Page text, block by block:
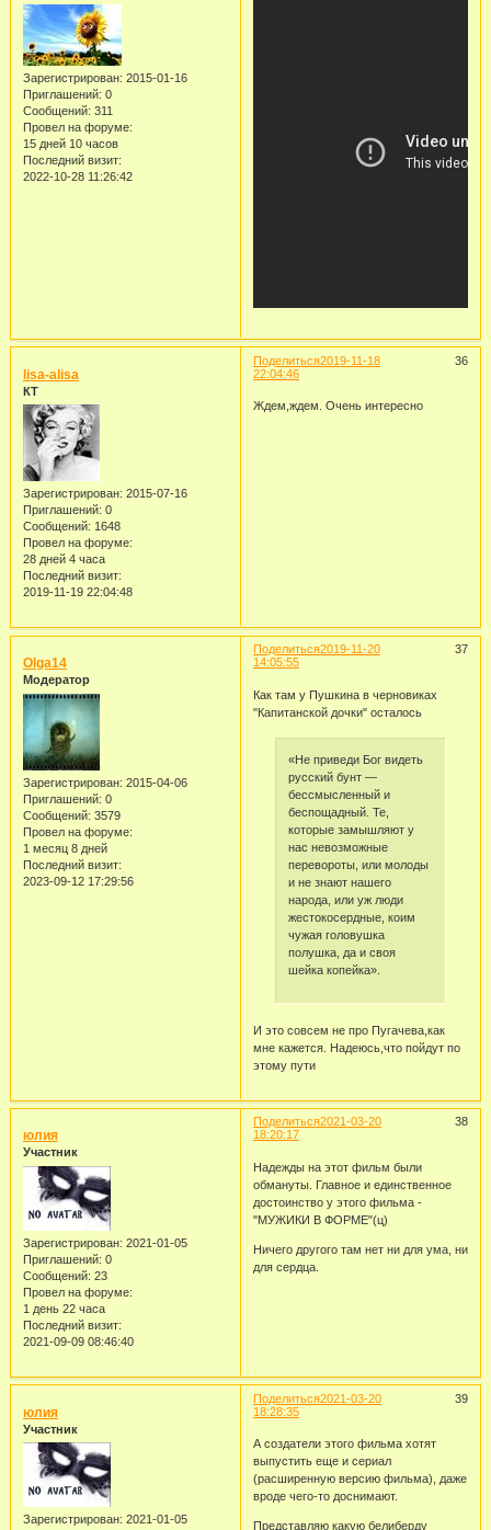
Зарегистрирован: 2015-01-16
Приглашений: 0
Сообщений: 311
Провел на форуме:
15 дней 10 часов
Последний визит:
2022-10-28 11:26:42
Поделиться 36
2019-11-18
22:04:46
lisa-alisa
КТ
Зарегистрирован: 2015-07-16
Приглашений: 0
Сообщений: 1648
Провел на форуме:
28 дней 4 часа
Последний визит:
2019-11-19 22:04:48
Ждем,ждем. Очень интересно
Поделиться 37
2019-11-20
14:05:55
Olga14
Модератор
Зарегистрирован: 2015-04-06
Приглашений: 0
Сообщений: 3579
Провел на форуме:
1 месяц 8 дней
Последний визит:
2023-09-12 17:29:56
Как там у Пушкина в черновиках
"Капитанской дочки" осталось
«Не приведи Бог видеть
русский бунт —
бессмысленный и
беспощадный. Те,
которые замышляют у
нас невозможные
перевороты, или молоды
и не знают нашего
народа, или уж люди
жестокосердные, коим
чужая головушка
полушка, да и своя
шейка копейка».
И это совсем не про Пугачева,как
мне кажется. Надеюсь,что пойдут по
этому пути
Поделиться 38
2021-03-20
18:20:17
юлия
Участник
Зарегистрирован: 2021-01-05
Приглашений: 0
Сообщений: 23
Провел на форуме:
1 день 22 часа
Последний визит:
2021-09-09 08:46:40
Надежды на этот фильм были
обмануты. Главное и единственное
достоинство у этого фильма -
"МУЖИКИ В ФОРМЕ"(ц)
Ничего другого там нет ни для ума, ни
для сердца.
Поделиться 39
2021-03-20
18:28:35
юлия
Участник
Зарегистрирован: 2021-01-05
А создатели этого фильма хотят
выпустить еще и сериал
(расширенную версию фильма), даже
вроде чего-то доснимают.
Представляю какую белиберду